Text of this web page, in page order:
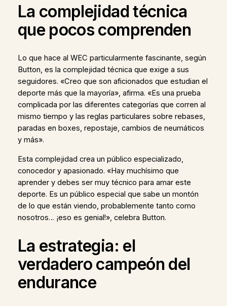
La complejidad técnica
que pocos comprenden
Lo que hace al WEC particularmente fascinante, según
Button, es la complejidad técnica que exige a sus
seguidores. «Creo que son aficionados que estudian el
deporte más que la mayoría», afirma. «Es una prueba
complicada por las diferentes categorías que corren al
mismo tiempo y las reglas particulares sobre rebases,
paradas en boxes, repostaje, cambios de neumáticos
y más».
Esta complejidad crea un público especializado,
conocedor y apasionado. «Hay muchísimo que
aprender y debes ser muy técnico para amar este
deporte. Es un público especial que sabe un montón
de lo que están viendo, probablemente tanto como
nosotros… ¡eso es genial!», celebra Button.
La estrategia: el
verdadero campeón del
endurance